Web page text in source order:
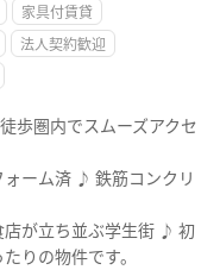
家具付賃貸
法人契約歓迎
歩圏内でスムーズアクセ
ーム済 ♪ 鉄筋コンクリ
が立ち並ぶ学生街 ♪ 初
りの物件です。